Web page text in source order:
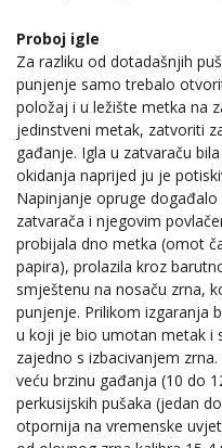
Proboj igle
Za razliku od dotadašnjih
punjenje samo trebalo
položaj i u ležište metka na
jedinstveni metak, zatvoriti
gađanje. Igla u zatvaraču
okidanja naprijed ju je
Napinjanje opruge
zatvarača i njegovim
probijala dno metka (omot
papira), prolazila kroz
smještenu na nosaču zrna,
punjenje. Prilikom izgaranja
u koji je bio umotan metak i
zajedno s izbacivanjem
veću brzinu gađanja (10 do
perkusijskih pušaka (jedan
otpornija na vremenske